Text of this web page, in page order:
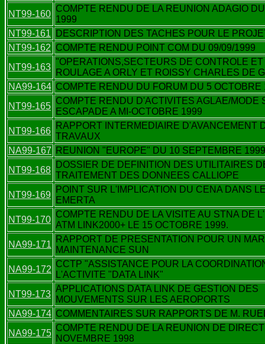
NT99-160
COMPTE RENDU DE LA REUNION ADAGIO
1999
NT99-161
DESCRIPTION DES TACHES POUR LE
NT99-162 COMPTE RENDU POINT COM DU 09/09/1999
NT99-163
"OPERATIONS,SECTEURS DE CONTROLE
ROULAGE A ORLY ET ROISSY CHARLES DE
NA99-164 COMPTE RENDU DU FORUM DU 5 OCTOBRE
NT99-165
COMPTE RENDU D'ACTIVITES AGLAE/MODE
ESCAPADE A MI-OCTOBRE 1999
NT99-166
RAPPORT INTERMEDIAIRE D'AVANCEMENT
TRAVAUX
NA99-167 REUNION "EUROPE" DU 10 SEPTEMBRE 1999
NT99-168
DOSSIER DE DEFINITION DES UTILITAIRES
TRAITEMENT DES DONNEES CALLIOPE
NT99-169
POINT SUR L'IMPLICATION DU CENA DANS
EMERTA
NT99-170
COMPTE RENDU DE LA VISITE AU STNA DE
ATM LINK2000+ LE 15 OCTOBRE 1999.
NA99-171
RAPPORT DE PRESENTATION POUR UN
MAINTENANCE SUN
NA99-172
CCTP "ASSISTANCE POUR LA
L'ACTIVITE "DATA LINK"
NT99-173
APPLICATIONS DATA LINK DE GESTION DES
MOUVEMENTS SUR LES AEROPORTS
NA99-174 COMMENTAIRES SUR RAPPORTS DE M.
NA99-175
COMPTE RENDU DE LA REUNION DE
NOVEMBRE 1998